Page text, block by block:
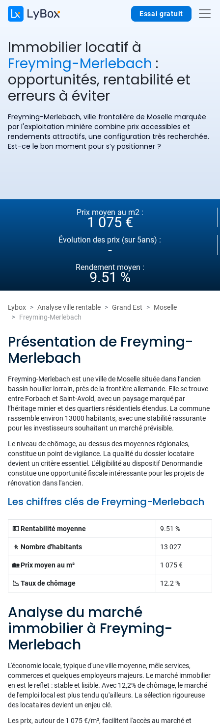
Essai gratuit
Immobilier locatif à
Freyming-Merlebach :
opportunités, rentabilité et
erreurs à éviter
Freyming-Merlebach, ville frontalière de Moselle marquée
par l'exploitation minière combine prix accessibles et
rendements attractifs, une configuration très recherchée.
Est-ce le bon moment pour s’y positionner ?
Prix moyen au m2 :
1 075 €
Évolution des prix (sur 5ans) :
-
Rendement moyen :
9.51 %
Lybox Analyse ville rentable Grand Est
Moselle
Freyming-Merlebach
Présentation de Freyming-
Merlebach
Freyming-Merlebach est une ville de Moselle située dans l’ancien
bassin houiller lorrain, près de la frontière allemande. Elle se trouve
entre Forbach et Saint-Avold, avec un paysage marqué par
l’héritage minier et des quartiers résidentiels étendus. La commune
rassemble environ 13000 habitants, avec une stabilité rassurante
pour les investisseurs souhaitant un marché prévisible.
Le niveau de chômage, au-dessus des moyennes régionales,
constitue un point de vigilance. La qualité du dossier locataire
devient un critère essentiel. L'éligibilité au dispositif Denormandie
constitue une opportunité fiscale intéressante pour les projets de
rénovation dans l'ancien.
Les chiffres clés de Freyming-Merlebach
💵 Rentabilité moyenne 9.51 %
🚶 Nombre d'habitants 13 027
🏡 Prix moyen au m² 1 075 €
📉 Taux de chômage 12.2 %
Analyse du marché
immobilier à Freyming-
Merlebach
L'économie locale, typique d'une ville moyenne, mêle services,
commerces et quelques employeurs majeurs. Le marché immobilier
en est le reflet : stable et lisible. Avec 12,2% de chômage, le marché
de l'emploi local est plus tendu qu'ailleurs. La sélection rigoureuse
des locataires devient un enjeu clé.
Les prix, autour de 1 075 €/m², facilitent l'accès au marché et